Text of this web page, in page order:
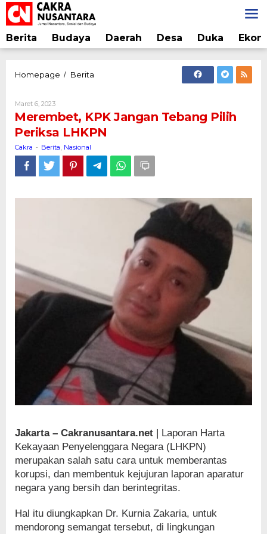
Lewati
ke
konten
Berita Budaya Daerah Desa Duka
Homepage / Berita
Pilih
Periksa
Maret 6, 2023Oleh
Cakra
Merembet, KPK Jangan Tebang Pilih
Periksa LHKPN
Cakra - Berita Nasional
Jakarta – Cakranusantara.net | Laporan Harta
Kekayaan Penyelenggara Negara (LHKPN)
merupakan salah satu cara untuk memberantas
korupsi, dan membentuk kejujuran laporan aparatur
negara yang bersih dan berintegritas.
Hal itu diungkapkan Dr. Kurnia Zakaria, untuk
mendorong semangat tersebut, di lingkungan